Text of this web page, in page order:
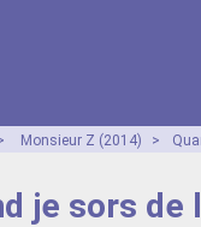
Monsieur Z (2014) >
je sors